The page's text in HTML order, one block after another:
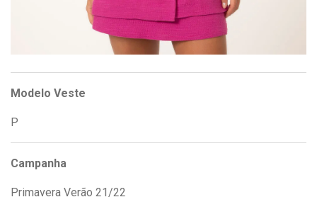
Modelo Veste
P
Campanha
Primavera Verão 21/22